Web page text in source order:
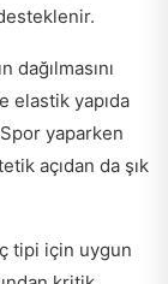
dağılmasını
elastik yapıda
yaparken
açıdan da şık
tipi için uygun